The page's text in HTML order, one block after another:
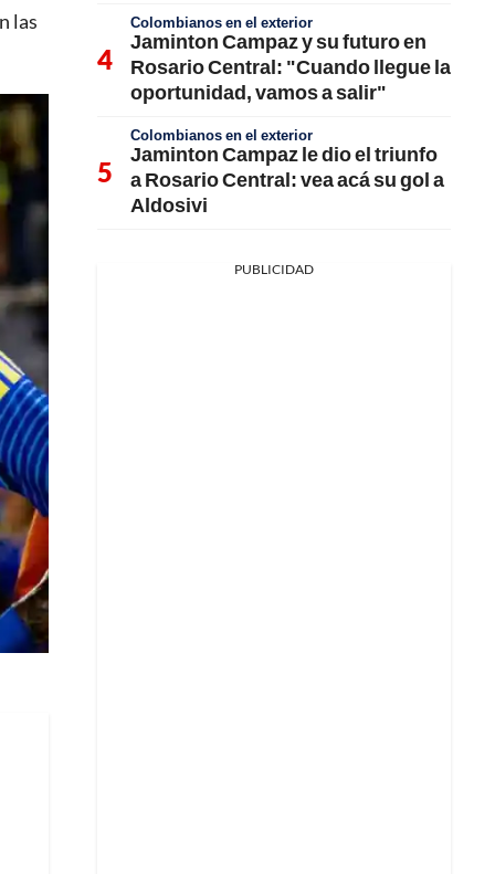
las
Colombianos en el exterior
Jaminton Campaz y su futuro en
Rosario Central: "Cuando llegue la
oportunidad, vamos a salir"
Colombianos en el exterior
Jaminton Campaz le dio el triunfo
a Rosario Central: vea acá su gol a
Aldosivi
PUBLICIDAD